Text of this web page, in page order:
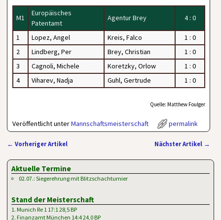
M1
Europäisches
Patentamt
Agentur Brey 4 : 0
1 Lopez, Angel Kreis, Falco
1 : 0
2
Lindberg, Per Brey, Christian
1 : 0
3
Cagnoli, Michele Koretzky, Orlow
1 : 0
4
Viharev, Nadja Guhl, Gertrude 1 : 0
Quelle: Matthew Foulger
Veröffentlicht unterMannschaftsmeisterschaft permalink
← Vorheriger Artikel Nächster Artikel →
Aktuelle Termine
02.07.: Siegerehrung mit Blitzschachturnier
Stand der Meisterschaft
1. Munich Re 1 17:1 28,5 BP
2. Finanzamt München 14:4 24,0 BP